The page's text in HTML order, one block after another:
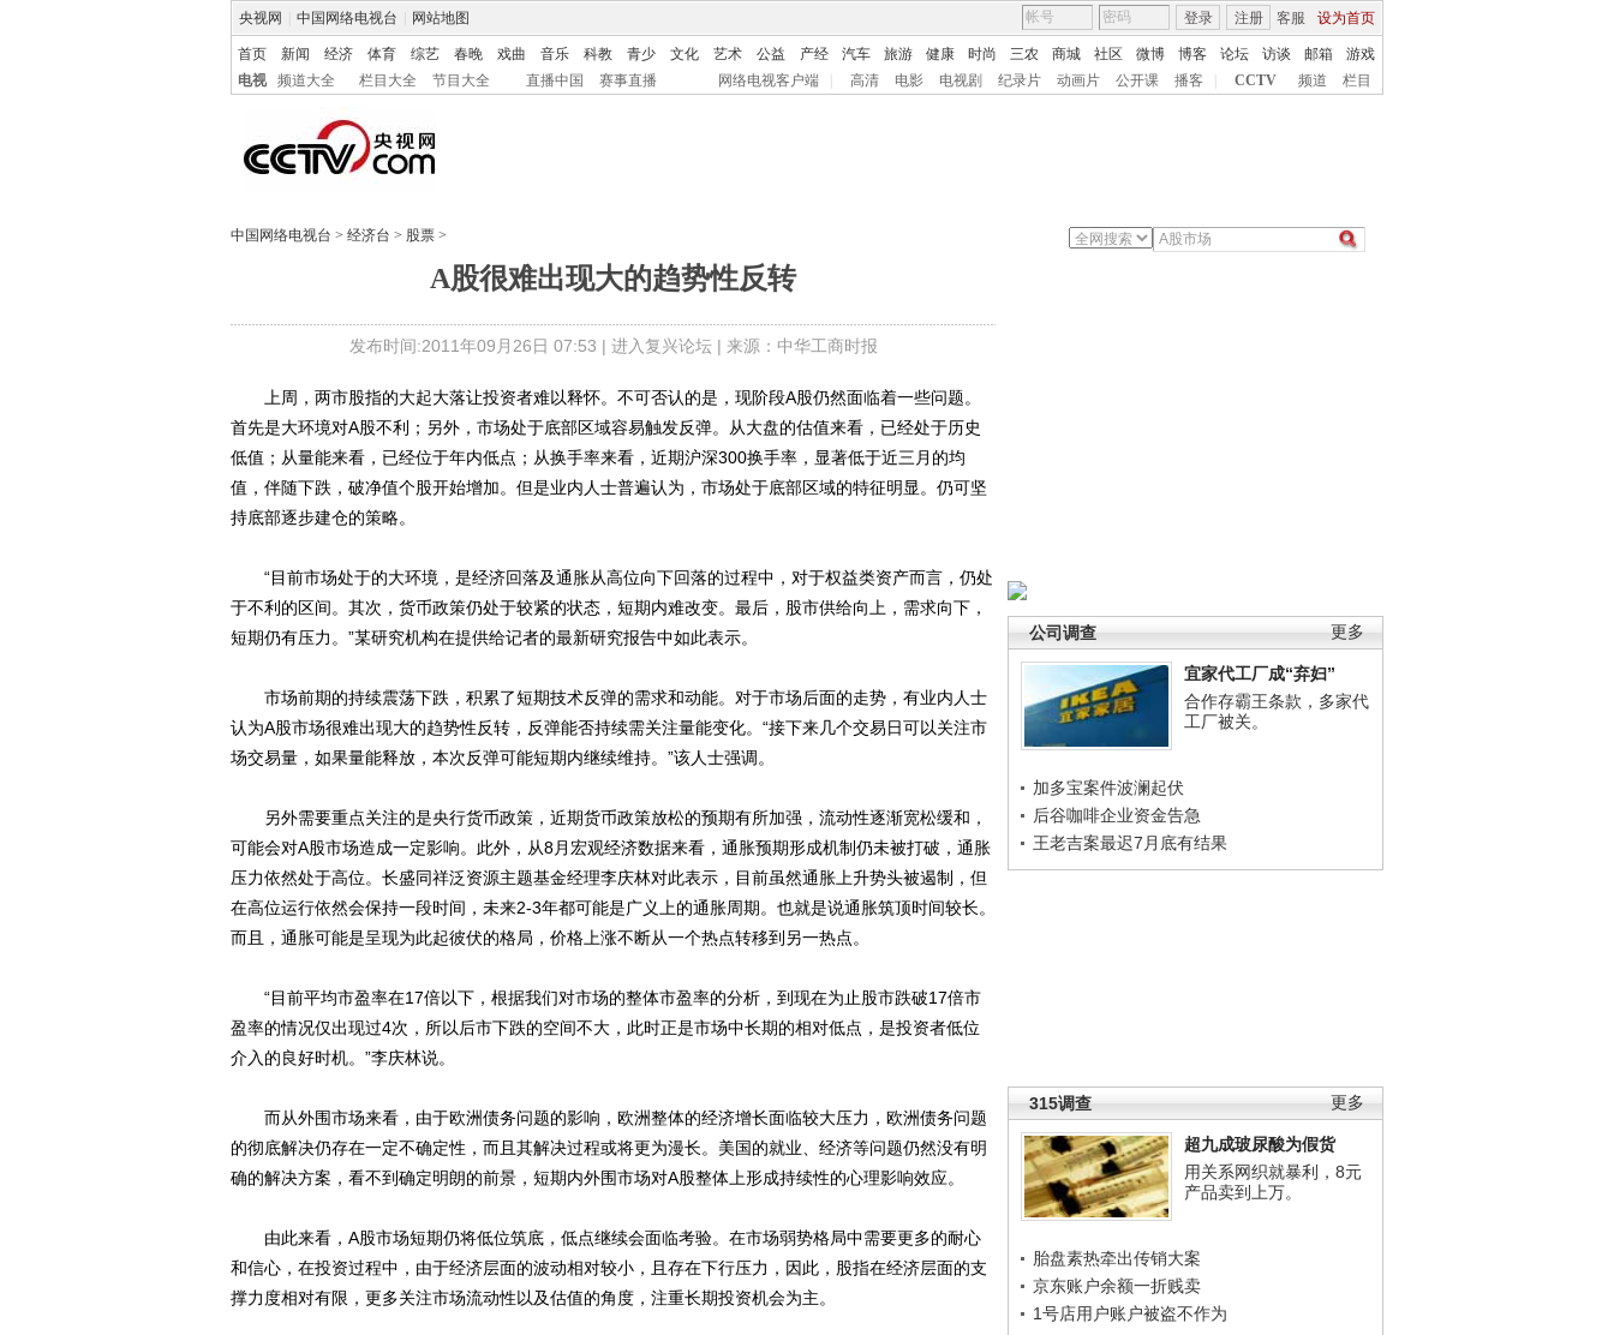
央视网 中国网络电视台 网站地图 客服 设为首页
登录 注册
首页 新闻 经济 体育 综艺 春晚 戏曲 音乐 科教 青少 文化 艺术 公益 产经 汽车 旅游 健康 时尚 三农 商城 社区 微博 博客 论坛 访谈 邮箱
游戏
电视
频道大全 栏目大全 节目大全 直播中国 赛事直播 网络电视客户端 高清 电影 电视剧 纪录片 动画片 公开课 播客 CCTV 频道 栏目
中国网络电视台 > 经济台 > 股票 >
A股很难出现大的趋势性反转
发布时间:2011年09月26日 07:53 | 进入复兴论坛| 来源：中华工商时报
更多
公司调查
宜家代工厂成“弃妇”
合作存霸王条款，多家代
工厂被关。
加多宝案件波澜起伏
后谷咖啡企业资金告急
王老吉案最迟7月底有结果
更多
315调查
超九成玻尿酸为假货
用关系网织就暴利，8元
产品卖到上万。
胎盘素热牵出传销大案
京东账户余额一折贱卖
1号店用户账户被盗不作为
上周，两市股指的大起大落让投资者难以释怀。不可否认的是，现阶段A股仍然面临着一些问题。
首先是大环境对A股不利；另外，市场处于底部区域容易触发反弹。从大盘的估值来看，已经处于历史
低值；从量能来看，已经位于年内低点；从换手率来看，近期沪深300换手率，显著低于近三月的均
值，伴随下跌，破净值个股开始增加。但是业内人士普遍认为，市场处于底部区域的特征明显。仍可坚
持底部逐步建仓的策略。
“目前市场处于的大环境，是经济回落及通胀从高位向下回落的过程中，对于权益类资产而言，仍处
于不利的区间。其次，货币政策仍处于较紧的状态，短期内难改变。最后，股市供给向上，需求向下，
短期仍有压力。”某研究机构在提供给记者的最新研究报告中如此表示。
市场前期的持续震荡下跌，积累了短期技术反弹的需求和动能。对于市场后面的走势，有业内人士
认为A股市场很难出现大的趋势性反转，反弹能否持续需关注量能变化。“接下来几个交易日可以关注市
场交易量，如果量能释放，本次反弹可能短期内继续维持。”该人士强调。
另外需要重点关注的是央行货币政策，近期货币政策放松的预期有所加强，流动性逐渐宽松缓和，
可能会对A股市场造成一定影响。此外，从8月宏观经济数据来看，通胀预期形成机制仍未被打破，通胀
压力依然处于高位。长盛同祥泛资源主题基金经理李庆林对此表示，目前虽然通胀上升势头被遏制，但
在高位运行依然会保持一段时间，未来2-3年都可能是广义上的通胀周期。也就是说通胀筑顶时间较长。
而且，通胀可能是呈现为此起彼伏的格局，价格上涨不断从一个热点转移到另一热点。
“目前平均市盈率在17倍以下，根据我们对市场的整体市盈率的分析，到现在为止股市跌破17倍市
盈率的情况仅出现过4次，所以后市下跌的空间不大，此时正是市场中长期的相对低点，是投资者低位
介入的良好时机。”李庆林说。
而从外围市场来看，由于欧洲债务问题的影响，欧洲整体的经济增长面临较大压力，欧洲债务问题
的彻底解决仍存在一定不确定性，而且其解决过程或将更为漫长。美国的就业、经济等问题仍然没有明
确的解决方案，看不到确定明朗的前景，短期内外围市场对A股整体上形成持续性的心理影响效应。
由此来看，A股市场短期仍将低位筑底，低点继续会面临考验。在市场弱势格局中需要更多的耐心
和信心，在投资过程中，由于经济层面的波动相对较小，且存在下行压力，因此，股指在经济层面的支
撑力度相对有限，更多关注市场流动性以及估值的角度，注重长期投资机会为主。